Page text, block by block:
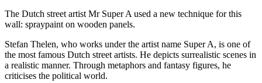
The Dutch street artist Mr Super A used a new technique for this
wall: spraypaint on wooden panels.
Stefan Thelen, who works under the artist name Super A, is one of
the most famous Dutch street artists. He depicts surrealistic scenes in
a realistic manner. Through metaphors and fantasy figures, he
criticises the political world.